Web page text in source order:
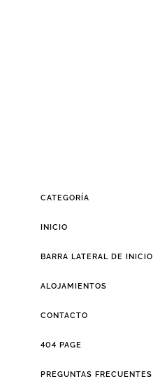
CATEGORÍA
INICIO
BARRA LATERAL DE INICIO
ALOJAMIENTOS
CONTACTO
404 PAGE
PREGUNTAS FRECUENTES